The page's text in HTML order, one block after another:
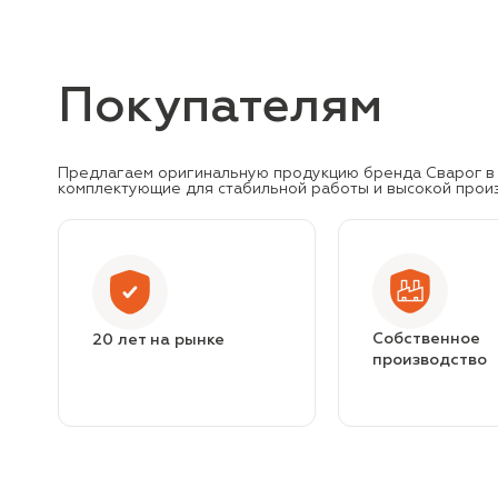
Покупателям
Предлагаем оригинальную продукцию бренда Сварог
комплектующие для стабильной работы и высокой
20 лет на рынке
Собственное
производство